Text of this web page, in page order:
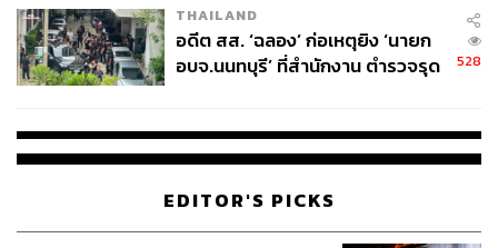
THAILAND
อดีต สส. ‘ฉลอง’ ก่อเหตุยิง ‘นายก
อบจ.นนทบุรี’ ที่สำนักงาน ตำรวจรุด
528
EDITOR'S PICKS